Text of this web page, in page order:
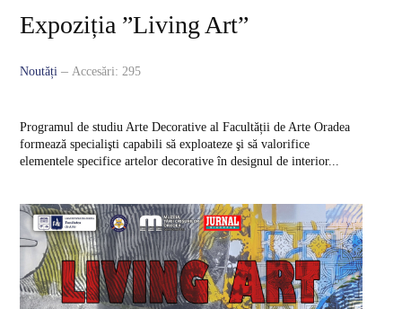
Expoziția ”Living Art”
Noutăți Accesări: 295
Programul de studiu Arte Decorative al Facultății de Arte Oradea
formează specialişti capabili să exploateze şi să valorifice
elementele specifice artelor decorative în designul de interior...